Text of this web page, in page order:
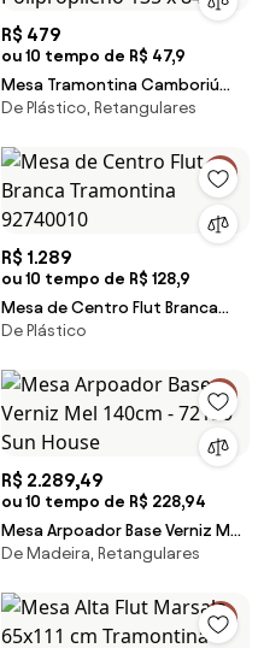
R$ 479
ou 10 tempo de R$ 47,9
Mesa Tramontina Camboriú
Branca em Polipropileno 135 x
De Plástico, Retangulares
R$ 1.289
ou 10 tempo de R$ 128,9
Mesa de Centro Flut Branca
Tramontina 92740010
De Plástico
R$ 2.289,49
ou 10 tempo de R$ 228,94
Mesa Arpoador Base Verniz Mel
140cm - 72150 Sun House
De Madeira, Retangulares